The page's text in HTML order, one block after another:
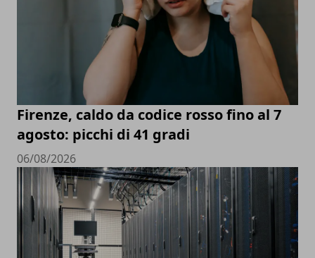
Firenze, caldo da codice rosso fino al 7
agosto: picchi di 41 gradi
06/08/2026